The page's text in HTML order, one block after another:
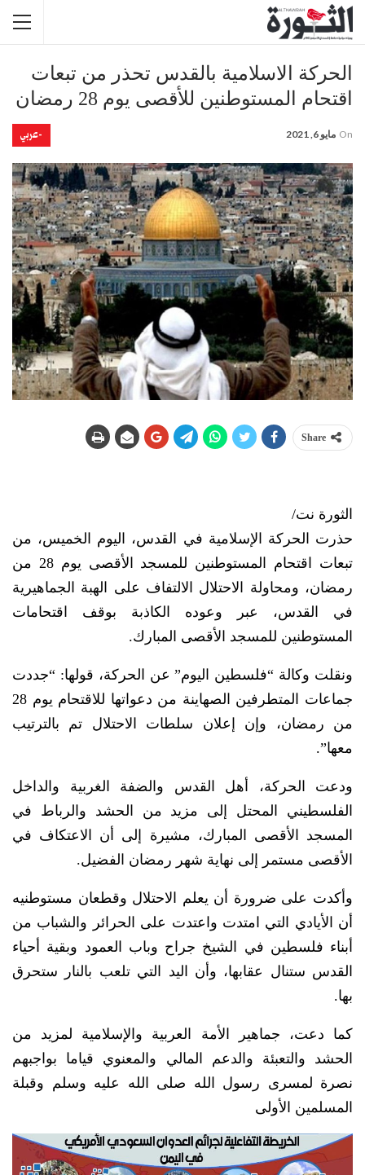
الحركة الاسلامية بالقدس تحذر من تبعات
اقتحام المستوطنين للأقصى يوم 28 رمضان
-عربي On مايو 6, 2021
Share
الثورة نت/
حذرت الحركة الإسلامية في القدس، اليوم الخميس، من
تبعات اقتحام المستوطنين للمسجد الأقصى يوم 28 من
رمضان، ومحاولة الاحتلال الالتفاف على الهبة الجماهيرية
في القدس، عبر وعوده الكاذبة بوقف اقتحامات
المستوطنين للمسجد الأقصى المبارك.
ونقلت وكالة “فلسطين اليوم” عن الحركة، قولها: “جددت
جماعات المتطرفين الصهاينة من دعواتها للاقتحام يوم 28
من رمضان، وإن إعلان سلطات الاحتلال تم بالترتيب
معها”.
ودعت الحركة، أهل القدس والضفة الغربية والداخل
الفلسطيني المحتل إلى مزيد من الحشد والرباط في
المسجد الأقصى المبارك، مشيرة إلى أن الاعتكاف في
الأقصى مستمر إلى نهاية شهر رمضان الفضيل.
وأكدت على ضرورة أن يعلم الاحتلال وقطعان مستوطنيه
أن الأيادي التي امتدت واعتدت على الحرائر والشباب من
أبناء فلسطين في الشيخ جراح وباب العمود وبقية أحياء
القدس ستنال عقابها، وأن اليد التي تلعب بالنار ستحرق
بها.
كما دعت، جماهير الأمة العربية والإسلامية لمزيد من
الحشد والتعبئة والدعم المالي والمعنوي قياما بواجبهم
نصرة لمسرى رسول الله صلى الله عليه وسلم وقبلة
المسلمين الأولى